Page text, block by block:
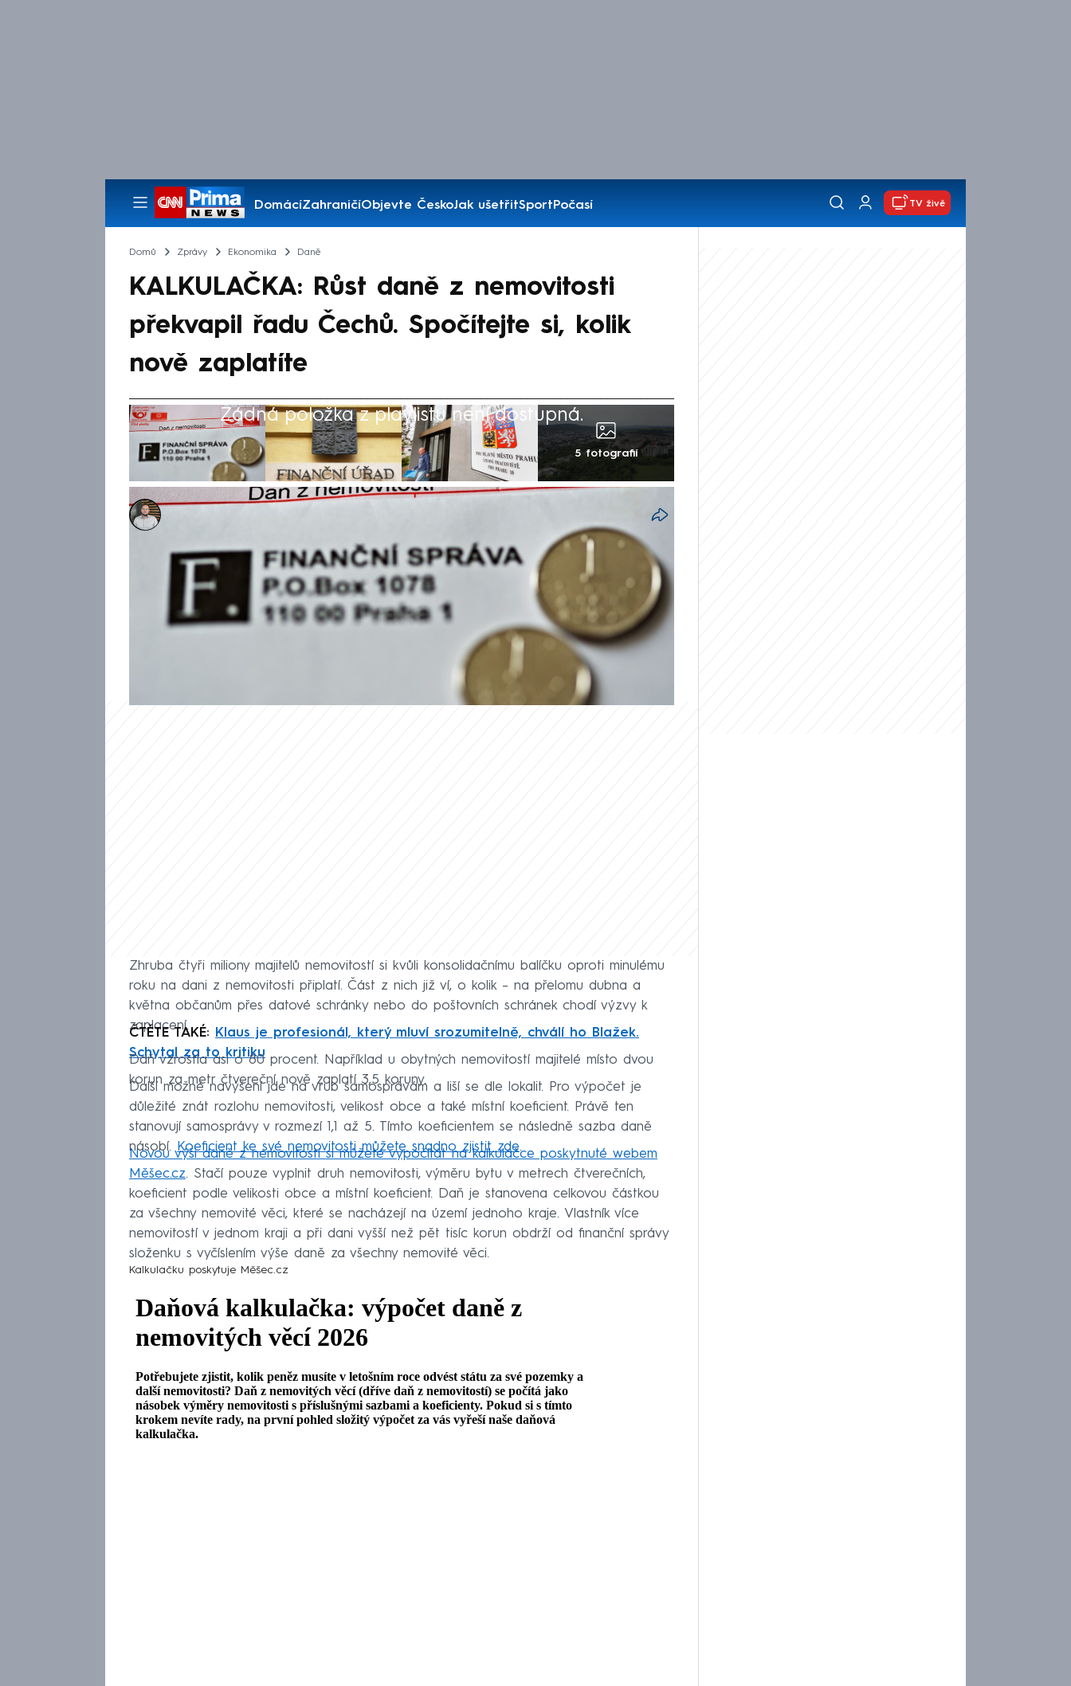
DomácíZahraničíObjevte ČeskoJak ušetřitSportPočasí
Pořady
TV živě
Domů Zprávy Ekonomika Daně
KALKULAČKA: Růst daně z nemovitosti
překvapil řadu Čechů. Spočítejte si, kolik
nově zaplatíte
Žádná položka z playlistu není dostupná.
5 fotografií
Ladislav Šustr
Akt. 2. říj 2024, 10:07
Finanční správa začala rozesílat výzvy k zaplacení daně z nemovitosti.
Mnoho vlastníků bylo nemile překvapeno – v řadě obcí zaplatí
čtyřnásobek oproti minulému roku. Za zdražením stojí konsolidační
balíček i vyšší koeficient stanovený obcemi a samosprávami. V článku si
můžete pomocí kalkulačky z webu Měšec.cz vypočítat, kolik budete
Zhruba čtyři miliony majitelů nemovitostí si kvůli konsolidačnímu balíčku oproti minulému
roku na dani z nemovitosti připlatí. Část z nich již ví, o kolik – na přelomu dubna a
května občanům přes datové schránky nebo do poštovních schránek chodí výzvy k
zaplacení.
ČTĚTE TAKÉ: Klaus je profesionál, který mluví srozumitelně, chválí ho Blažek.
Schytal za to kritiku
Daň vzrostla asi o 80 procent. Například u obytných nemovitostí majitelé místo dvou
korun za metr čtvereční nově zaplatí 3,5 koruny.
Další možné navýšení jde na vrub samosprávám a liší se dle lokalit. Pro výpočet je
důležité znát rozlohu nemovitosti, velikost obce a také místní koeficient. Právě ten
stanovují samosprávy v rozmezí 1,1 až 5. Tímto koeficientem se následně sazba daně
násobí.Koeficient ke své nemovitosti můžete snadno zjistit zde.
Novou výši daně z nemovitosti si můžete vypočítat na kalkulačce poskytnuté webem
Měšec.cz. Stačí pouze vyplnit druh nemovitosti, výměru bytu v metrech čtverečních,
koeficient podle velikosti obce a místní koeficient. Daň je stanovena celkovou částkou
za všechny nemovité věci, které se nacházejí na území jednoho kraje. Vlastník více
nemovitostí v jednom kraji a při dani vyšší než pět tisíc korun obdrží od finanční správy
složenku s vyčíslením výše daně za všechny nemovité věci.
Kalkulačku poskytuje Měšec.cz